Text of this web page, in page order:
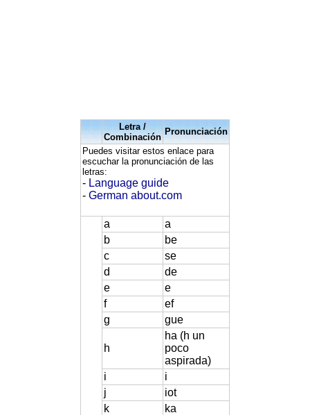
Letra /
Combinación
Pronunciación
Puedes visitar estos enlace para
escuchar la pronunciación de las
letras:
- Language guide
- German about.com
a
a
b
be
c
se
d
de
e
e
f
ef
g
gue
h
ha (h un
poco
aspirada)
i
i
j
iot
k
ka